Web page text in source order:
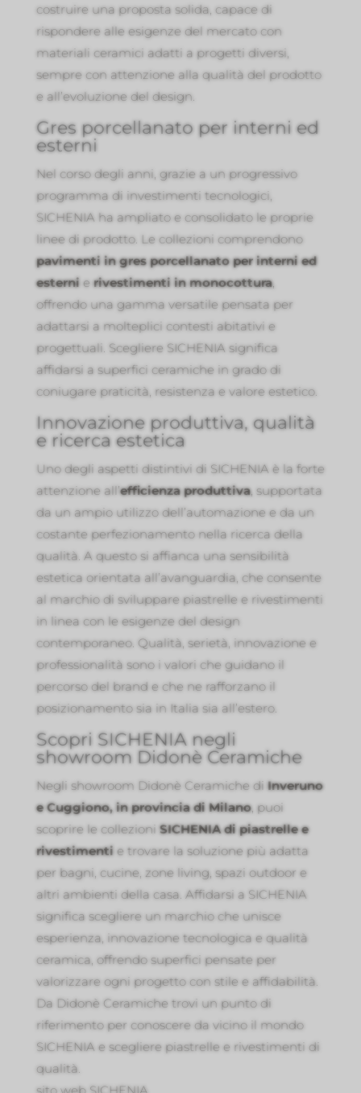
costruire una proposta solida, capace di
rispondere alle esigenze del mercato con
materiali ceramici adatti a progetti diversi,
sempre con attenzione alla qualità del prodotto
e all’evoluzione del design.
Gres porcellanato per interni ed
esterni
Nel corso degli anni, grazie a un progressivo
programma di investimenti tecnologici,
SICHENIA ha ampliato e consolidato le proprie
linee di prodotto. Le collezioni comprendono
pavimenti in gres porcellanato per interni ed
esternierivestimenti in monocottura,
offrendo una gamma versatile pensata per
adattarsi a molteplici contesti abitativi e
progettuali. Scegliere SICHENIA significa
affidarsi a superfici ceramiche in grado di
coniugare praticità, resistenza e valore estetico.
Innovazione produttiva, qualità
e ricerca estetica
Uno degli aspetti distintivi di SICHENIA è la forte
attenzione all’efficienza produttiva, supportata
da un ampio utilizzo dell’automazione e da un
costante perfezionamento nella ricerca della
qualità. A questo si affianca una sensibilità
estetica orientata all’avanguardia, che consente
al marchio di sviluppare piastrelle e rivestimenti
in linea con le esigenze del design
contemporaneo. Qualità, serietà, innovazione e
professionalità sono i valori che guidano il
percorso del brand e che ne rafforzano il
posizionamento sia in Italia sia all’estero.
Scopri SICHENIA negli
showroom Didonè Ceramiche
Negli showroom Didonè Ceramiche di Inveruno
e Cuggiono, in provincia di Milano, puoi
scoprire le collezioni SICHENIA di piastrelle e
rivestimenti e trovare la soluzione più adatta
per bagni, cucine, zone living, spazi outdoor e
altri ambienti della casa. Affidarsi a SICHENIA
significa scegliere un marchio che unisce
esperienza, innovazione tecnologica e qualità
ceramica, offrendo superfici pensate per
valorizzare ogni progetto con stile e affidabilità.
Da Didonè Ceramiche trovi un punto di
riferimento per conoscere da vicino il mondo
SICHENIA e scegliere piastrelle e rivestimenti di
qualità.